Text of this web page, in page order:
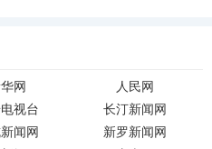
网
人民网
视台
长汀新闻网
闻网
新罗新闻网